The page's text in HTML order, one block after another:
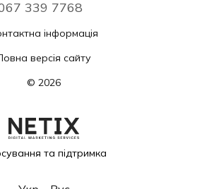
339 7768
інформація
версія сайту
© 2026
та підтримка